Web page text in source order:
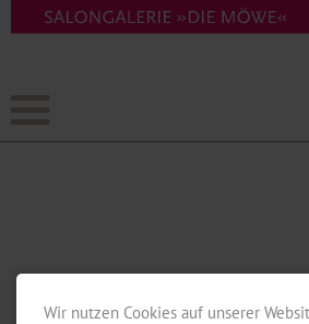
Wir nutzen Cookies auf unserer